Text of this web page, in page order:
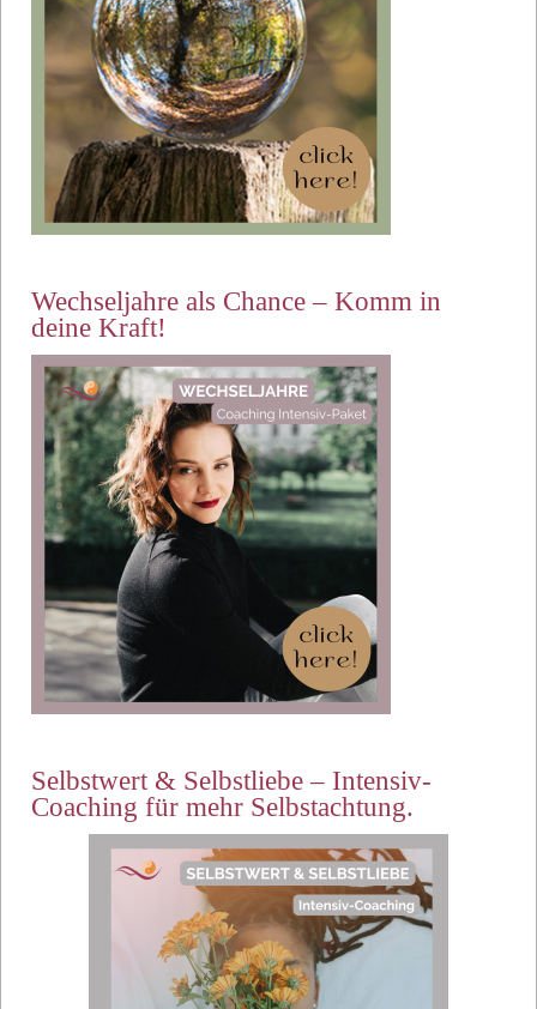
Wechseljahre als Chance – Komm in
deine Kraft!
Selbstwert & Selbstliebe – Intensiv-
Coaching für mehr Selbstachtung.